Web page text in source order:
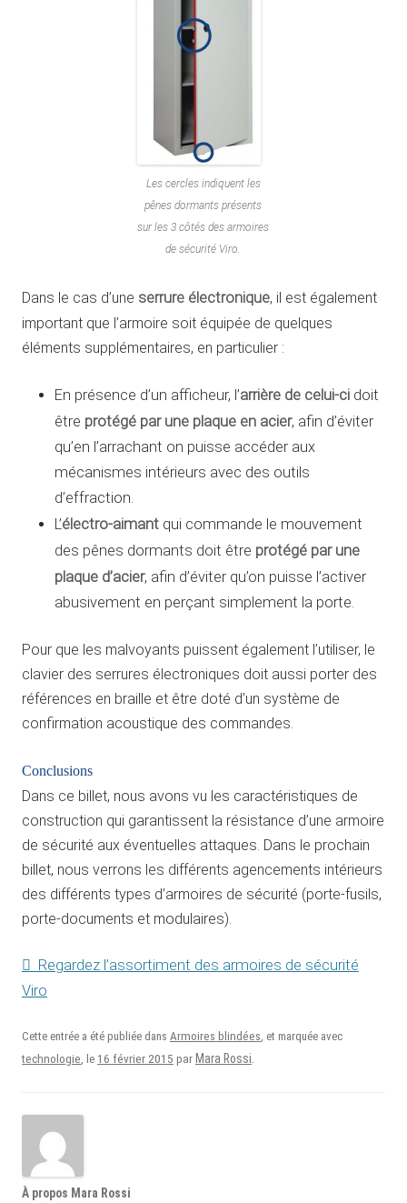
Les cercles indiquent les
pênes dormants présents
sur les 3 côtés des armoires
de sécurité Viro.
Dans le cas d’une serrure électronique, il est également
important que l’armoire soit équipée de quelques
éléments supplémentaires, en particulier :
En présence d’un afficheur, l’arrière de celui-ci doit
être protégé par une plaque en acier, afin d’éviter
qu’en l’arrachant on puisse accéder aux
mécanismes intérieurs avec des outils
d’effraction.
L’électro-aimant qui commande le mouvement
des pênes dormants doit être protégé par une
plaque d’acier, afin d’éviter qu’on puisse l’activer
abusivement en perçant simplement la porte.
Pour que les malvoyants puissent également l’utiliser, le
clavier des serrures électroniques doit aussi porter des
références en braille et être doté d’un système de
confirmation acoustique des commandes.
Conclusions
Dans ce billet, nous avons vu les caractéristiques de
construction qui garantissent la résistance d’une armoire
de sécurité aux éventuelles attaques. Dans le prochain
billet, nous verrons les différents agencements intérieurs
des différents types d’armoires de sécurité (porte-fusils,
porte-documents et modulaires).
Regardez l’assortiment des armoires de sécurité
Viro
Cette entrée a été publiée dans Armoires blindées, et marquée avec
technologie, le 16 février 2015 par Mara Rossi.
À propos Mara Rossi